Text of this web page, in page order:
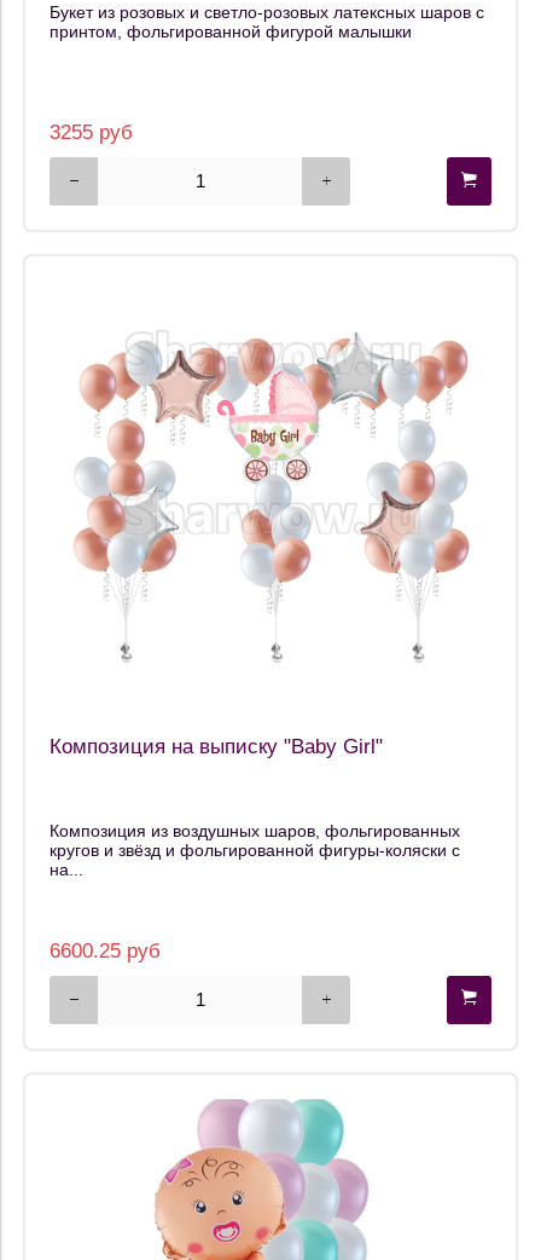
Букет из розовых и светло-розовых латексных шаров с
принтом, фольгированной фигурой малышки
3255 руб
Композиция на выписку "Baby Girl"
Композиция из воздушных шаров, фольгированных
кругов и звёзд и фольгированной фигуры-коляски с
на...
6600.25 руб